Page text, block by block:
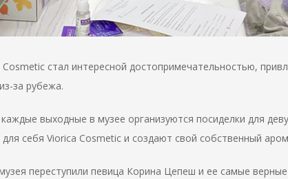
стал интересной достопримечательностью,
за рубежа.
выходные в музее организуются посиделки для
себя Viorica Cosmetic и создают свой собственный
переступили певица Корина Цепеш и ее самые